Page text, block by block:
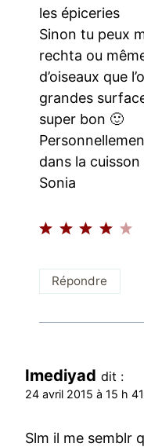
les épiceries
Sinon tu peux
rechta ou
d’oiseaux que
grandes
super bon 🙂
dans la
Sonia
Répondre
Imediyad dit :
24 avril 2015 à 15 h
Slm il me semblr